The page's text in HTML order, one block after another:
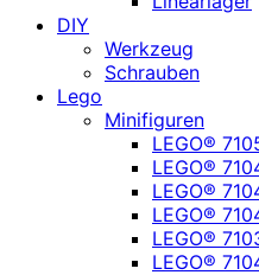
DIY
Werkzeug
Schrauben
Lego
Minifiguren
LEGO®
LEGO®
LEGO®
LEGO®
LEGO®
LEGO®